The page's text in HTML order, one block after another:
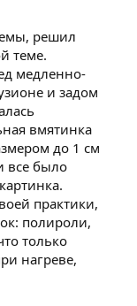
решил
теме.
медленно-
и задом
вмятинка
до 1 см
все было
практики,
полироли,
только
нагреве,